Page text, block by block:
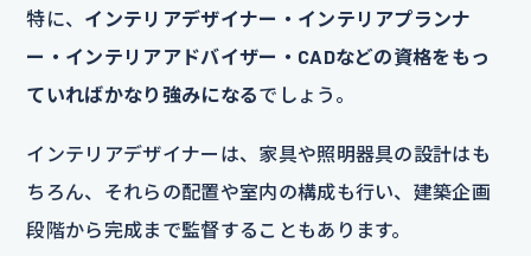
特に、 インテリアデザイナー・インテリアプランナ
ー・インテリアアドバイザー・CADなどの資格をもっ
ていればかなり強みになるでしょう。
インテリアデザイナーは、家具や照明器具の設計はも
ちろん、それらの配置や室内の構成も行い、建築企画
段階から完成まで監督することもあります。